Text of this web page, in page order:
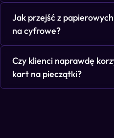
Jak przejść z
na cyfrowe?
Czy klienci naprawdę
kart na pieczątki?